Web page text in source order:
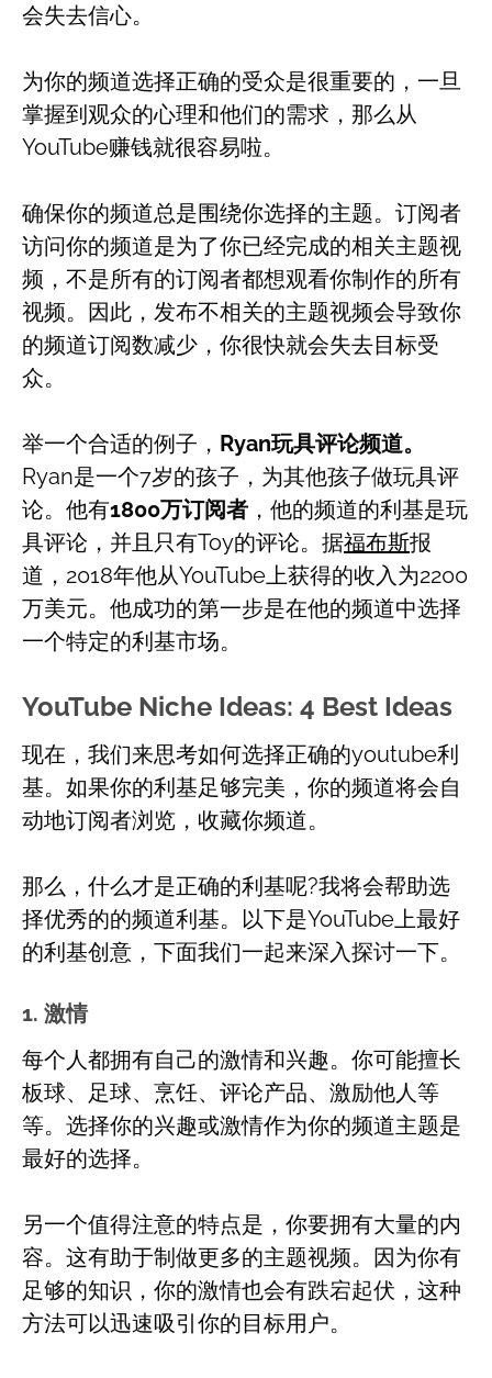
会失去信心。
为你的频道选择正确的受众是很重要的，一旦
掌握到观众的心理和他们的需求，那么从
YouTube赚钱就很容易啦。
确保你的频道总是围绕你选择的主题。订阅者
访问你的频道是为了你已经完成的相关主题视
频，不是所有的订阅者都想观看你制作的所有
视频。因此，发布不相关的主题视频会导致你
的频道订阅数减少，你很快就会失去目标受
众。
举一个合适的例子， Ryan玩具评论频道。
Ryan是一个7岁的孩子，为其他孩子做玩具评
论。他有1800万订阅者 ，他的频道的利基是玩
具评论，并且只有Toy的评论。据福布斯报
道，2018年他从YouTube上获得的收入为2200
万美元。他成功的第一步是在他的频道中选择
一个特定的利基市场。
YouTube Niche Ideas: 4 Best Ideas
现在，我们来思考如何选择正确的youtube利
基。如果你的利基足够完美，你的频道将会自
动地订阅者浏览，收藏你频道。
那么，什么才是正确的利基呢?我将会帮助选
择优秀的的频道利基。以下是YouTube上最好
的利基创意，下面我们一起来深入探讨一下。
1. 激情
每个人都拥有自己的激情和兴趣。你可能擅长
板球、足球、烹饪、评论产品、激励他人等
等。选择你的兴趣或激情作为你的频道主题是
最好的选择。
另一个值得注意的特点是，你要拥有大量的内
容。这有助于制做更多的主题视频。因为你有
足够的知识，你的激情也会有跌宕起伏，这种
方法可以迅速吸引你的目标用户。